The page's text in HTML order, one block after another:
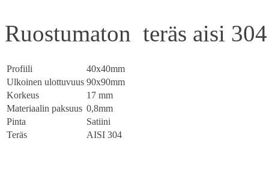
Ruostumaton teräs aisi 304
Profiili
40x40mm
Ulkoinen ulottuvuus 90x90mm
Korkeus
17 mm
Materiaalin paksuus 0,8mm
Pinta
Satiini
Teräs
AISI 304